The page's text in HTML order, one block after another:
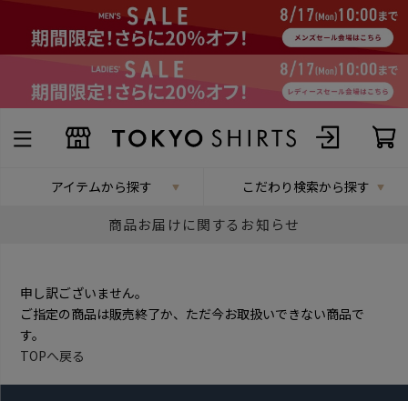
アイテムから探す こだわり検索から探す
商品お届けに関するお知らせ
申し訳ございません。
ご指定の商品は販売終了か、ただ今お取扱いできない商品で
す。
TOPへ戻る